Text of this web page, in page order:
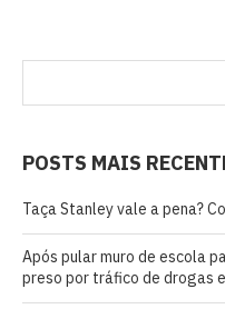
POSTS MAIS
Taça Stanley vale a pena?
Após pular muro de escola
preso por tráfico de drogas